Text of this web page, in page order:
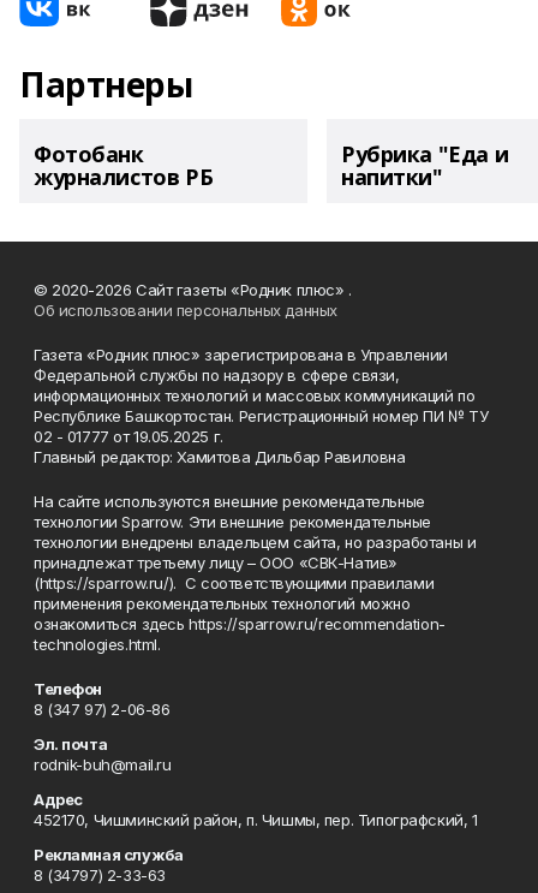
Партнеры
Фотобанк
журналистов РБ
Рубрика "Еда и
напитки"
© 2020-2026 Сайт газеты «Родник плюс» .
Об использовании персональных данных
Газета «Родник плюс» зарегистрирована в Управлении
Федеральной службы по надзору в сфере связи,
информационных технологий и массовых коммуникаций по
Республике Башкортостан. Регистрационный номер ПИ № ТУ
02 - 01777 от 19.05.2025 г.
Главный редактор: Хамитова Дильбар Равиловна
На сайте используются внешние рекомендательные
технологии Sparrow. Эти внешние рекомендательные
технологии внедрены владельцем сайта, но разработаны и
принадлежат третьему лицу – ООО «СВК-Натив»
(https://sparrow.ru/). С соответствующими правилами
применения рекомендательных технологий можно
ознакомиться здесь https://sparrow.ru/recommendation-
technologies.html.
Телефон
8 (347 97) 2-06-86
Эл. почта
rodnik-buh@mail.ru
Адрес
452170, Чишминский район, п. Чишмы, пер. Типографский, 1
Рекламная служба
8 (34797) 2-33-63